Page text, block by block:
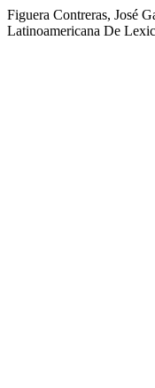
Figuera Contreras, José
Latinoamericana De